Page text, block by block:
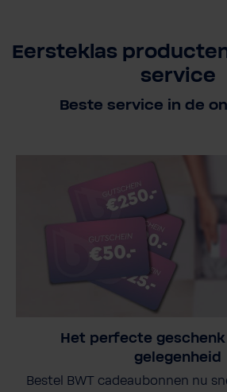
Eersteklas
service
Beste service in de
Het perfecte
gelegenheid
Bestel BWT cadeaubonnen nu